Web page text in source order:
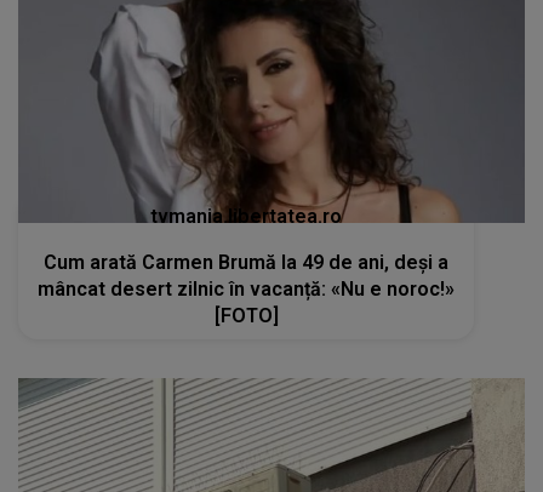
tvmania.libertatea.ro
Cum arată Carmen Brumă la 49 de ani, deși a
mâncat desert zilnic în vacanță: «Nu e noroc!»
[FOTO]